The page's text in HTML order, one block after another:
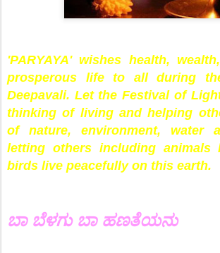
'PARYAYA' wishes health,
prosperous life to all during
Deepavali. Let the Festival of
thinking of living and helping
of nature, environment, water
letting others including animals
birds live peacefully on this earth.
ಬಾ ಬೆಳಗು ಬಾ ಹಣತೆಯನು